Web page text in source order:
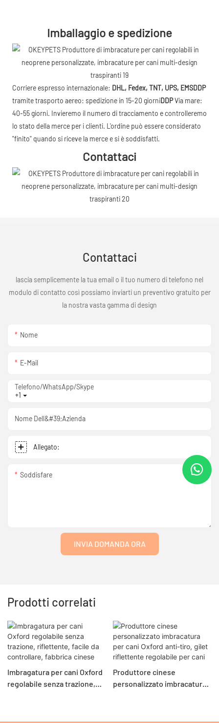
Imballaggio e spedizione
Corriere espresso internazionale: DHL, Fedex, TNT, UPS, EMSDDP
tramite trasporto aereo: spedizione in 15-20 giorniDDPVia mare:
40-55 giorni. Invieremo il numero di tracciamento e controlleremo
lo stato della merce per i clienti. L'ordine può essere considerato
"finito" quando si riceve la merce e si è soddisfatti.
Contattaci
Contattaci
lascia semplicemente la tua email o il tuo numero di telefono nel
modulo di contatto così possiamo inviarti un preventivo gratuito per
la nostra vasta gamma di design
Nome
E-Mail
+1
Telefono/WhatsApp/Skype
Nome Dell&#39;azienda
Allegato:
Soddisfare
INVIA DOMANDA ORA
Prodotti correlati
Imbragatura per cani Oxford
regolabile senza trazione,
Produttore cinese
personalizzato imbracatura